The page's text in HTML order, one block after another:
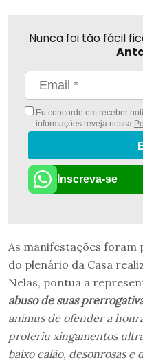
Nunca foi tão fácil
Eu concordo em receber
informações reveja nossa
Inscreva-se
As manifestações foram
do plenário da Casa
Nelas, pontua a
abuso de suas
animus de ofender a
proferiu xingamentos
baixo calão, desonrosas